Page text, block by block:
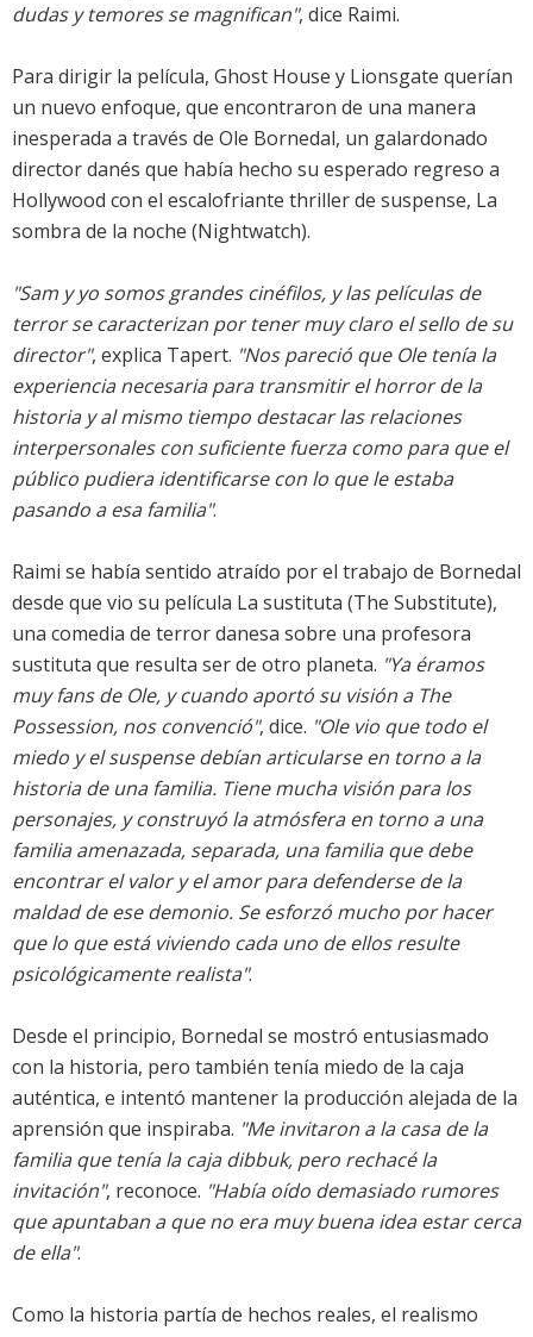
dudas y temores se magnifican", dice Raimi.
Para dirigir la película, Ghost House y Lionsgate querían
un nuevo enfoque, que encontraron de una manera
inesperada a través de Ole Bornedal, un galardonado
director danés que había hecho su esperado regreso a
Hollywood con el escalofriante thriller de suspense, La
sombra de la noche (Nightwatch).
"Sam y yo somos grandes cinéfilos, y las películas de
terror se caracterizan por tener muy claro el sello de su
director", explica Tapert. "Nos pareció que Ole tenía la
experiencia necesaria para transmitir el horror de la
historia y al mismo tiempo destacar las relaciones
interpersonales con suficiente fuerza como para que el
público pudiera identificarse con lo que le estaba
pasando a esa familia".
Raimi se había sentido atraído por el trabajo de Bornedal
desde que vio su película La sustituta (The Substitute),
una comedia de terror danesa sobre una profesora
sustituta que resulta ser de otro planeta. "Ya éramos
muy fans de Ole, y cuando aportó su visión a The
Possession, nos convenció", dice. "Ole vio que todo el
miedo y el suspense debían articularse en torno a la
historia de una familia. Tiene mucha visión para los
personajes, y construyó la atmósfera en torno a una
familia amenazada, separada, una familia que debe
encontrar el valor y el amor para defenderse de la
maldad de ese demonio. Se esforzó mucho por hacer
que lo que está viviendo cada uno de ellos resulte
psicológicamente realista".
Desde el principio, Bornedal se mostró entusiasmado
con la historia, pero también tenía miedo de la caja
auténtica, e intentó mantener la producción alejada de la
aprensión que inspiraba. "Me invitaron a la casa de la
familia que tenía la caja dibbuk, pero rechacé la
invitación", reconoce. "Había oído demasiado rumores
que apuntaban a que no era muy buena idea estar cerca
de ella".
Como la historia partía de hechos reales, el realismo